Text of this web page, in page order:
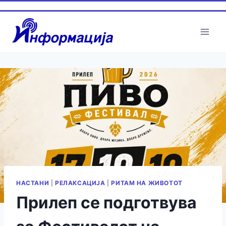
content
НАСТАНИ РЕЛАКСАЦИЈА |РИТАМ НА ЖИВОТОТ
Прилеп се подготвува